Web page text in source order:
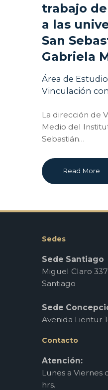
trabajo
a las
San
Gabriela
Área de Estudio
Vinculación
La dirección de
Medio del
Sebastián…
Read More
Sedes
Sede Santiago
Miguel Claro
Santiago
Sede
Avenida Lientur
Contacto
Atención:
Lunes a Viernes
hrs.